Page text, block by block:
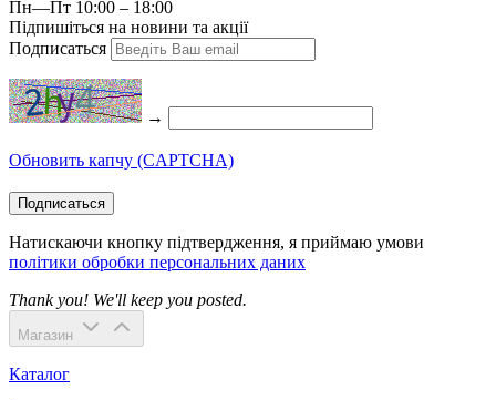
Пн—Пт 10:00 – 18:00
Підпишіться на новини та акції
Подписаться
→
Обновить капчу (CAPTCHA)
Подписаться
Натискаючи кнопку підтвердження, я приймаю умови
політики обробки персональних даних
Thank you! We'll keep you posted.
Магазин
Каталог